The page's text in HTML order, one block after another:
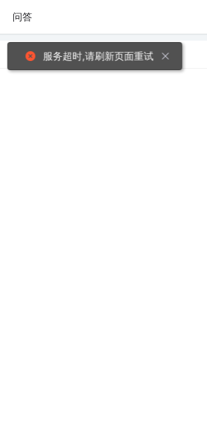
问答
服务超时,请刷新页面重试